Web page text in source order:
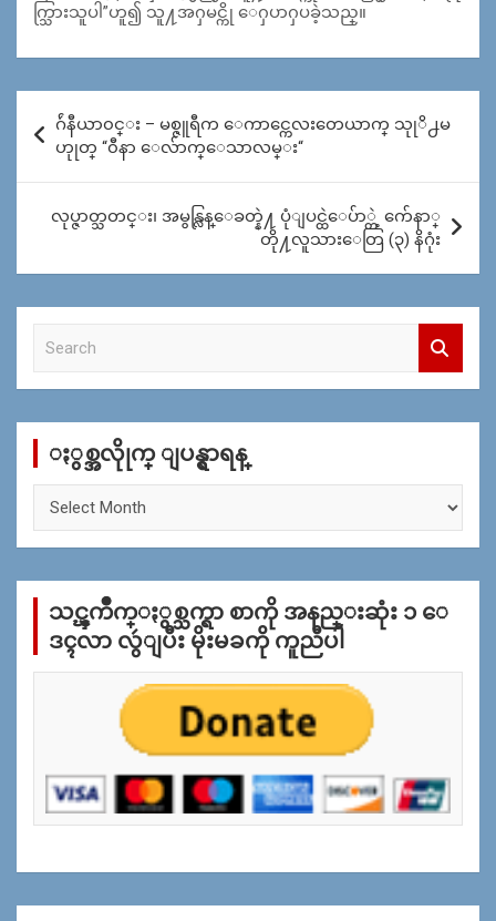
က္သြားသူပါ”ဟူ၍ သူ႔အႁမင္ကို ေႁပာႁပခဲ့သည္။
Post
navigation
ဂ်ဴနီယာ၀င္း – မစ္ဇူရီက ေကာင္ကေလးတေယာက္ သုုိ႕မ
ဟုုတ္ “၀ီနာ ေလ်ာက္ေသာလမ္း“
လုပ္ဇာတ္သတင္း၊ အမွန္လြန္ေခတ္နဲ႔ ပုံျပင္ထဲေပ်ာ္တဲ့ က်ေနာ္
တို႔လူသားေတြ (၃) နိဂုံး
c
ႏွစ္အလိုုက္ ျပန္ရွာရန္
က္
န္
သင္ၾကိဳက္ႏွစ္သက္ရာ စာကို အနည္းဆုံး ၁ ေ
ဒၚလာ လွဴျပီး မိုးမခကို ကူညီပါ